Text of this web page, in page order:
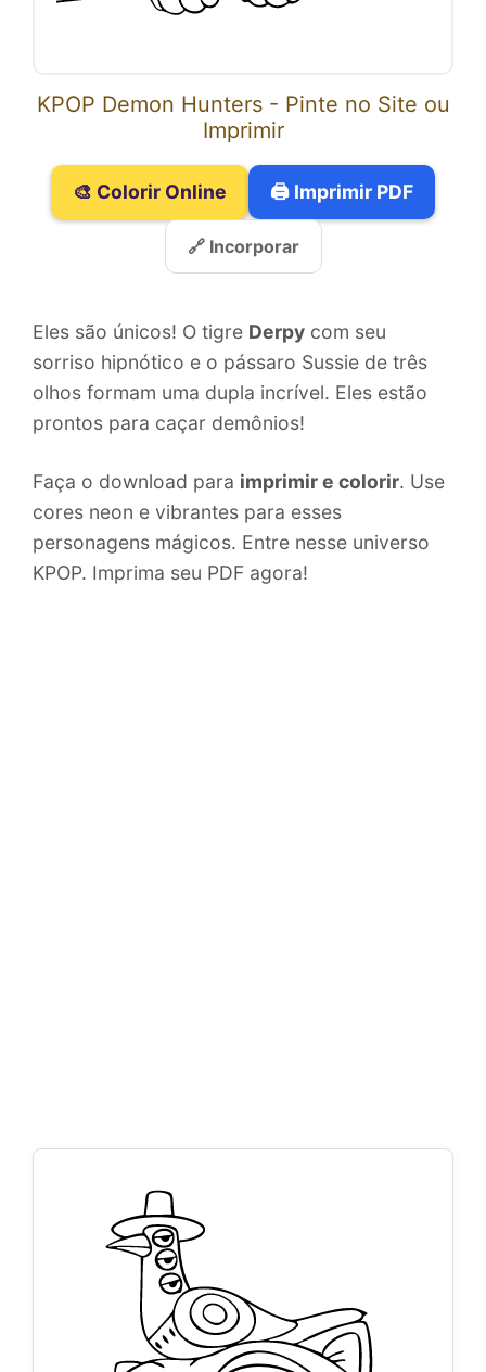
KPOP Demon Hunters - Pinte no Site ou
Imprimir
🎨 Colorir Online 🖨️ Imprimir PDF
🔗 Incorporar
Eles são únicos! O tigre Derpy com seu
sorriso hipnótico e o pássaro Sussie de três
olhos formam uma dupla incrível. Eles estão
prontos para caçar demônios!
Faça o download para imprimir e colorir. Use
cores neon e vibrantes para esses
personagens mágicos. Entre nesse universo
KPOP. Imprima seu PDF agora!